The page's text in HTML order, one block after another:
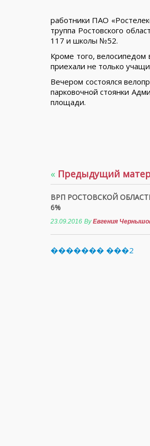
работники ПАО
труппа Ростовского
117 и школы №52.
Кроме того,
приехали не только
Вечером состоялся
парковочной стоянки
площади.
« Предыдущий
ВРП РОСТОВСКОЙ
6%
23.09.2016 ByЕвгения
������� ���2